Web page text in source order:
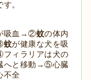
。
吸血→②蚊の体内
蚊が健康な犬を吸
ィラリアは犬の
へと移動→⑤心臓
不全